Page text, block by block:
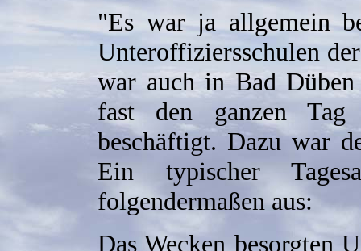
"Es war ja allgemein
Unteroffiziersschulen
war auch in Bad
fast den ganzen
beschäftigt. Dazu war
Ein typischer
folgendermaßen aus:
Das Wecken besorgten